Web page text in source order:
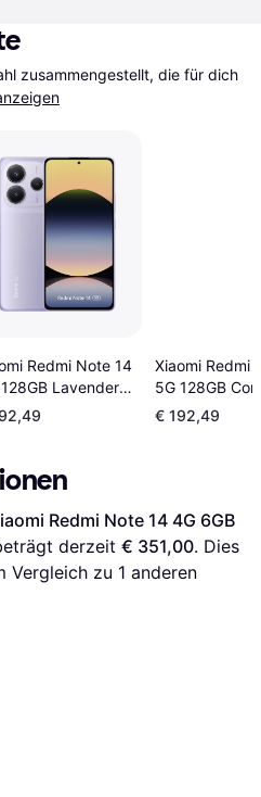
zusammengestellt, die für dich
Redmi Note 14
Lavender
Xiaomi Redmi
5G 128GB
€ 192,49
Redmi Note 14 4G 6GB
derzeit € 351,00. Dies
Vergleich zu 1 anderen